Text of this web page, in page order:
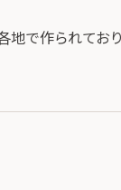
で作られてお